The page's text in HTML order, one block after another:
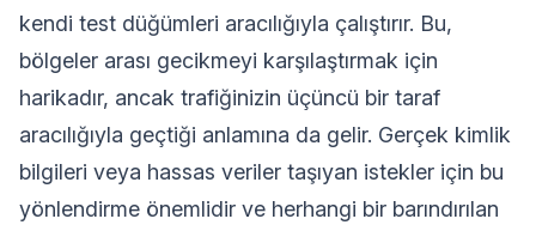
kendi test düğümleri aracılığıyla çalıştırır. Bu,
bölgeler arası gecikmeyi karşılaştırmak için
harikadır, ancak trafiğinizin üçüncü bir taraf
aracılığıyla geçtiği anlamına da gelir. Gerçek kimlik
bilgileri veya hassas veriler taşıyan istekler için bu
yönlendirme önemlidir ve herhangi bir barındırılan